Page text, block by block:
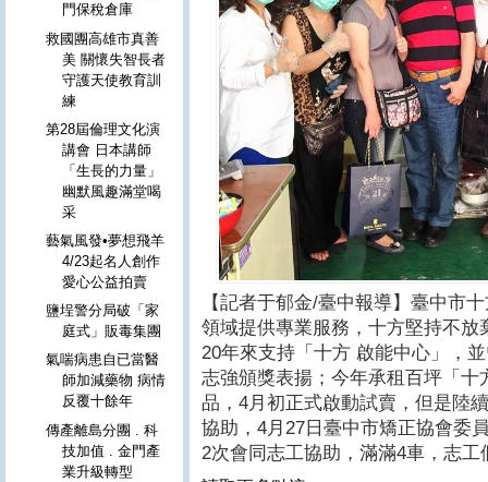
【記者于郁金/臺中報導】臺中市
領域提供專業服務，十方堅持不
20年來支持「十方 啟能中心」，
志強頒獎表揚；今年承租百坪「
品，4月初正式啟動試賣，但是陸
協助，4月27日臺中市矯正協會委
2次會同志工協助，滿滿4車，志
門保稅倉庫
救國團高雄市真善
美 關懷失智長者
守護天使教育訓
練
第28屆倫理文化演
講會 日本講師
「生長的力量」
幽默風趣滿堂喝
采
藝氣風發•夢想飛羊
4/23起名人創作
愛心公益拍賣
鹽埕警分局破「家
庭式」販毒集團
氣喘病患自已當醫
師加減藥物 病情
反覆十餘年
傳產離島分團 . 科
技加值 . 金門產
業升級轉型